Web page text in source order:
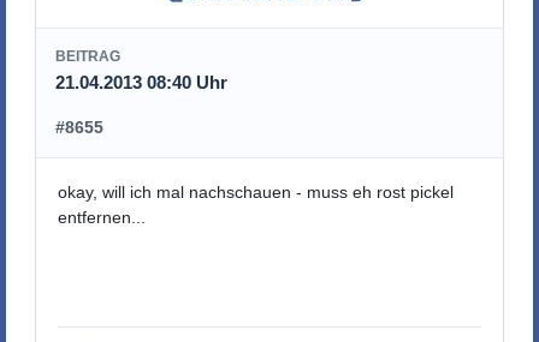
BEITRAG
21.04.2013 08:40 Uhr
#8655
okay, will ich mal nachschauen - muss eh rost pickel
entfernen...